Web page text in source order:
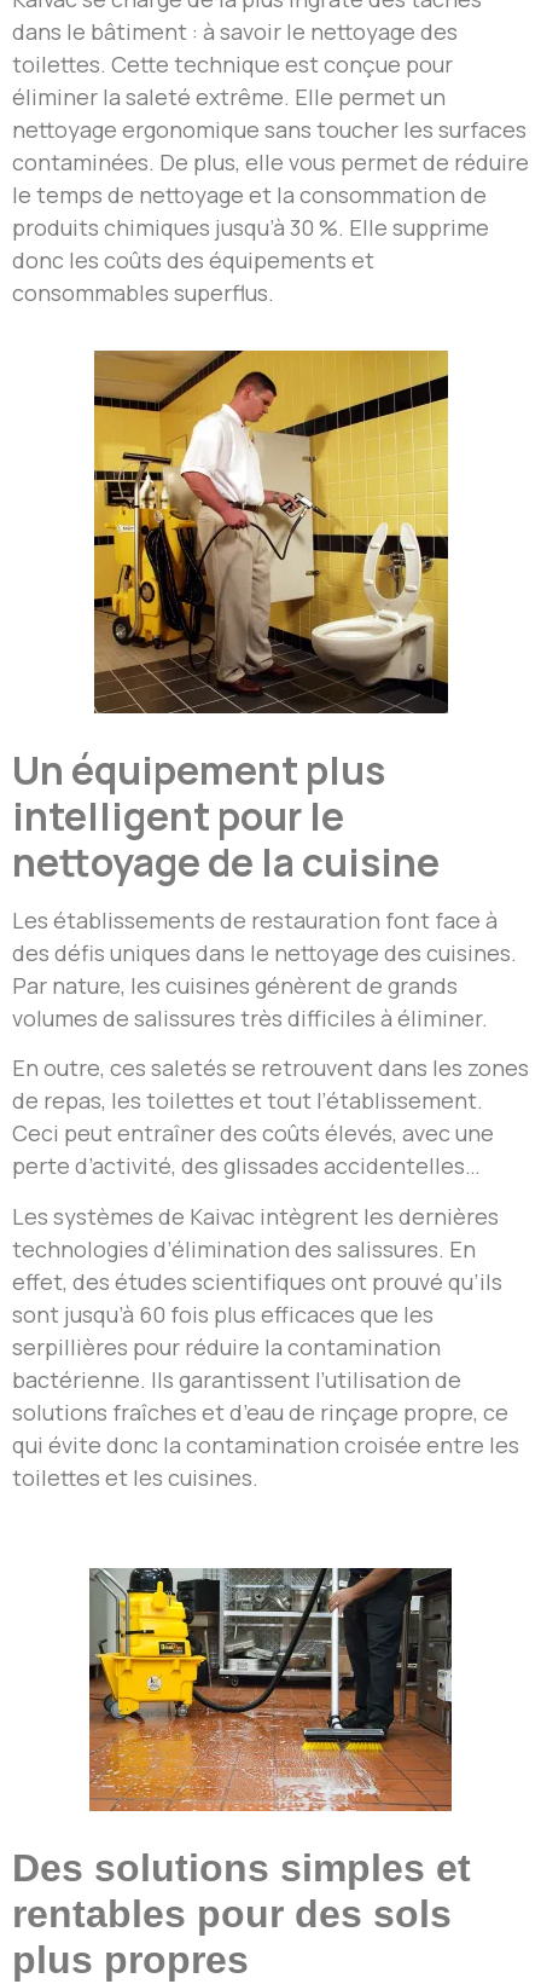
dans le bâtiment : à savoir le nettoyage des
toilettes. Cette technique est conçue pour
éliminer la saleté extrême. Elle permet un
nettoyage ergonomique sans toucher les surfaces
contaminées. De plus, elle vous permet de réduire
le temps de nettoyage et la consommation de
produits chimiques jusqu’à 30 %. Elle supprime
donc les coûts des équipements et
consommables superflus.
Un équipement plus
intelligent pour le
nettoyage de la cuisine
Les établissements de restauration font face à
des défis uniques dans le nettoyage des cuisines.
Par nature, les cuisines génèrent de grands
volumes de salissures très difficiles à éliminer.
En outre, ces saletés se retrouvent dans les zones
de repas, les toilettes et tout l’établissement.
Ceci peut entraîner des coûts élevés, avec une
perte d’activité, des glissades accidentelles…
Les systèmes de Kaivac intègrent les dernières
technologies d’élimination des salissures. En
effet, des études scientifiques ont prouvé qu’ils
sont jusqu’à 60 fois plus efficaces que les
serpillières pour réduire la contamination
bactérienne. Ils garantissent l’utilisation de
solutions fraîches et d’eau de rinçage propre, ce
qui évite donc la contamination croisée entre les
toilettes et les cuisines.
Des solutions simples et
rentables pour des sols
plus propres